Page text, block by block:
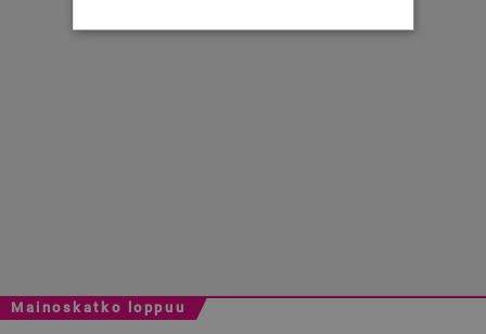
Mainoskatko loppuu